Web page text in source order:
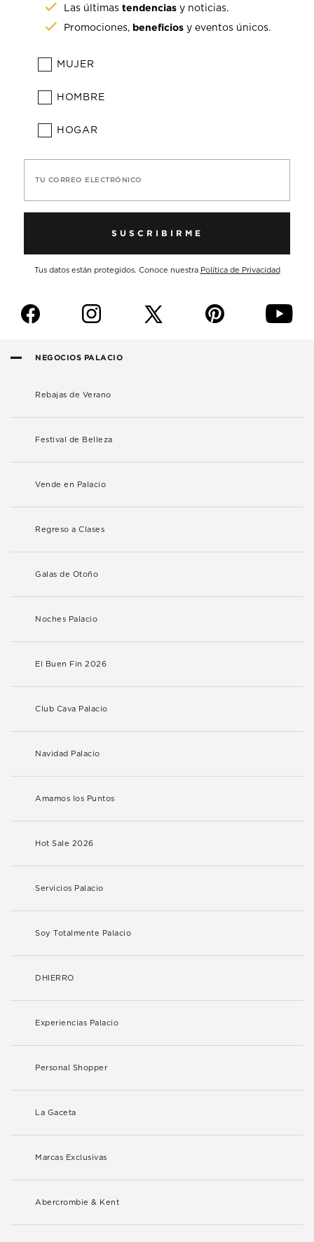
Las últimastendencias y noticias.
Promociones, beneficios y eventos únicos.
MUJER
HOMBRE
HOGAR
TU CORREO ELECTRÓNICO
SUSCRIBIRME
Tus datos están protegidos. Conoce nuestra Política de Privacidad
f i p y
NEGOCIOS PALACIO
Rebajas de Verano
Festival de Belleza
Vende en Palacio
Regreso a Clases
Galas de Otoño
Noches Palacio
El Buen Fin 2026
Club Cava Palacio
Navidad Palacio
Amamos los Puntos
Hot Sale 2026
Servicios Palacio
Soy Totalmente Palacio
DHIERRO
Experiencias Palacio
Personal Shopper
La Gaceta
Marcas Exclusivas
Abercrombie & Kent